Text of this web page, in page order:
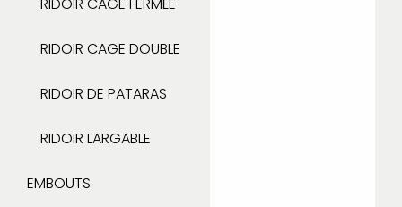
RIDOIR CAGE FERMÉE
RIDOIR CAGE DOUBLE
RIDOIR DE PATARAS
RIDOIR LARGABLE
EMBOUTS